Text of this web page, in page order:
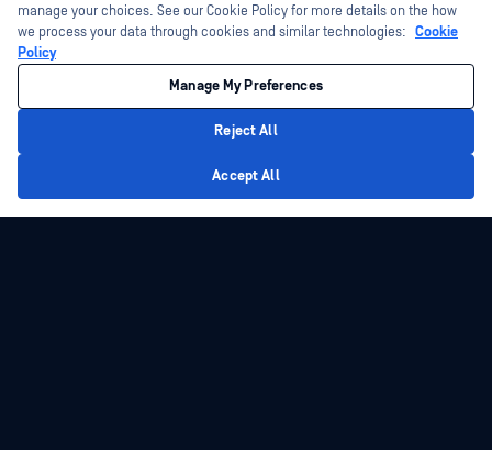
manage your choices. See our Cookie Policy for more details on the how
we process your data through cookies and similar technologies: Cookie
Policy
Manage My Preferences
Reject All
Accept All